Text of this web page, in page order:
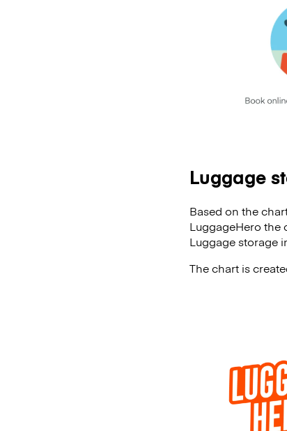
Luggage
Based on the
LuggageHero the
Luggage storage
The chart is